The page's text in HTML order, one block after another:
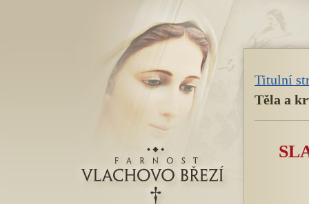
Titulní
Těla a